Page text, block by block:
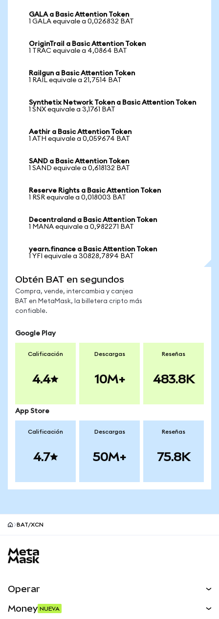
GALA a Basic Attention Token
1 GALA equivale a 0,026832 BAT
OriginTrail a Basic Attention Token
1 TRAC equivale a 4,0864 BAT
Railgun a Basic Attention Token
1 RAIL equivale a 21,7514 BAT
Synthetix Network Token a Basic Attention Token
1 SNX equivale a 3,1761 BAT
Aethir a Basic Attention Token
1 ATH equivale a 0,059674 BAT
SAND a Basic Attention Token
1 SAND equivale a 0,618132 BAT
Reserve Rights a Basic Attention Token
1 RSR equivale a 0,018003 BAT
Decentraland a Basic Attention Token
1 MANA equivale a 0,982271 BAT
yearn.finance a Basic Attention Token
1 YFI equivale a 30828,7894 BAT
Obtén BAT en segundos
Compra, vende, intercambia y canjea
BAT en MetaMask, la billetera cripto más
confiable.
Google Play
Calificación
4.4
Descargas
10M+
Reseñas
483.8K
App Store
Calificación
4.7
Descargas
50M+
Reseñas
75.8K
BAT/XCN
Operar
Money NUEVA